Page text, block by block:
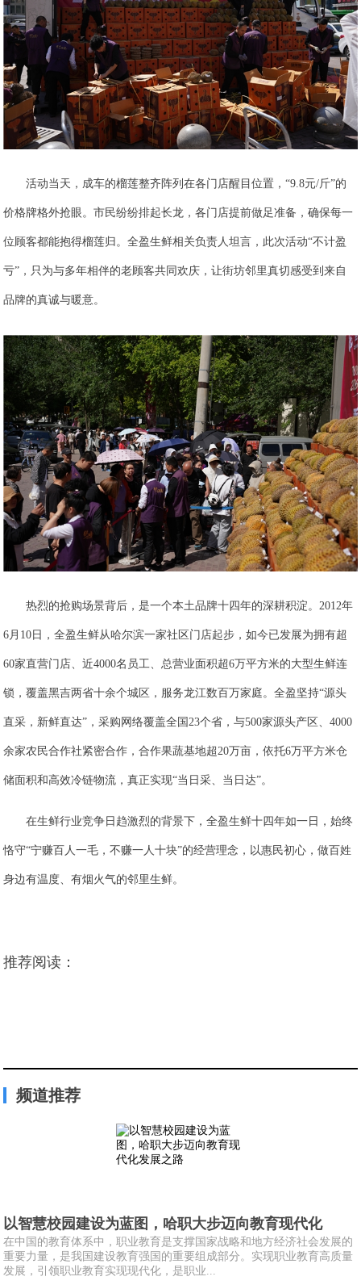
活动当天，成车的榴莲整齐阵列在各门店醒目位置，“9.8元/斤”的
价格牌格外抢眼。市民纷纷排起长龙，各门店提前做足准备，确保每一
位顾客都能抱得榴莲归。全盈生鲜相关负责人坦言，此次活动“不计盈
亏”，只为与多年相伴的老顾客共同欢庆，让街坊邻里真切感受到来自
品牌的真诚与暖意。
热烈的抢购场景背后，是一个本土品牌十四年的深耕积淀。2012年
6月10日，全盈生鲜从哈尔滨一家社区门店起步，如今已发展为拥有超
60家直营门店、近4000名员工、总营业面积超6万平方米的大型生鲜连
锁，覆盖黑吉两省十余个城区，服务龙江数百万家庭。全盈坚持“源头
直采，新鲜直达”，采购网络覆盖全国23个省，与500家源头产区、4000
余家农民合作社紧密合作，合作果蔬基地超20万亩，依托6万平方米仓
储面积和高效冷链物流，真正实现“当日采、当日达”。
在生鲜行业竞争日趋激烈的背景下，全盈生鲜十四年如一日，始终
恪守“宁赚百人一毛，不赚一人十块”的经营理念，以惠民初心，做百姓
身边有温度、有烟火气的邻里生鲜。
推荐阅读：
频道推荐
以智慧校园建设为蓝图，哈职大步迈向教育现代化
在中国的教育体系中，职业教育是支撑国家战略和地方经济社会发展的
重要力量，是我国建设教育强国的重要组成部分。实现职业教育高质量
发展，引领职业教育实现现代化，是职业...